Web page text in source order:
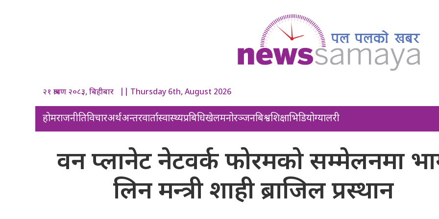
२१ श्रावण २०८३, बिहीबार || Thursday 6th, August 2026
होमराजनीतिविचारअर्थअन्तरवार्तास्वास्थ्यप्रबिधिखेलमनोरञ्जनबिश्वशिक्षाभिडियोग्यालरी
वन प्लानेट नेटवर्क फोरमको सम्मेलनमा
लिन मन्त्री शाही ब्राजिल प्रस्थान